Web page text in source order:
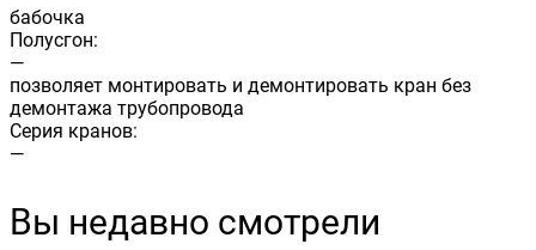
бабочка
Полусгон:
—
позволяет монтировать и демонтировать кран без
демонтажа трубопровода
Cерия кранов:
—
Вы недавно смотрели